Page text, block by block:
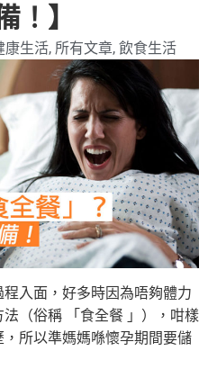
！】
康生活, 所有文章, 飲食生活
入面，好多時因為唔夠體力
（俗稱 「食全餐 」），咁樣
所以準媽媽喺懷孕期間要儲